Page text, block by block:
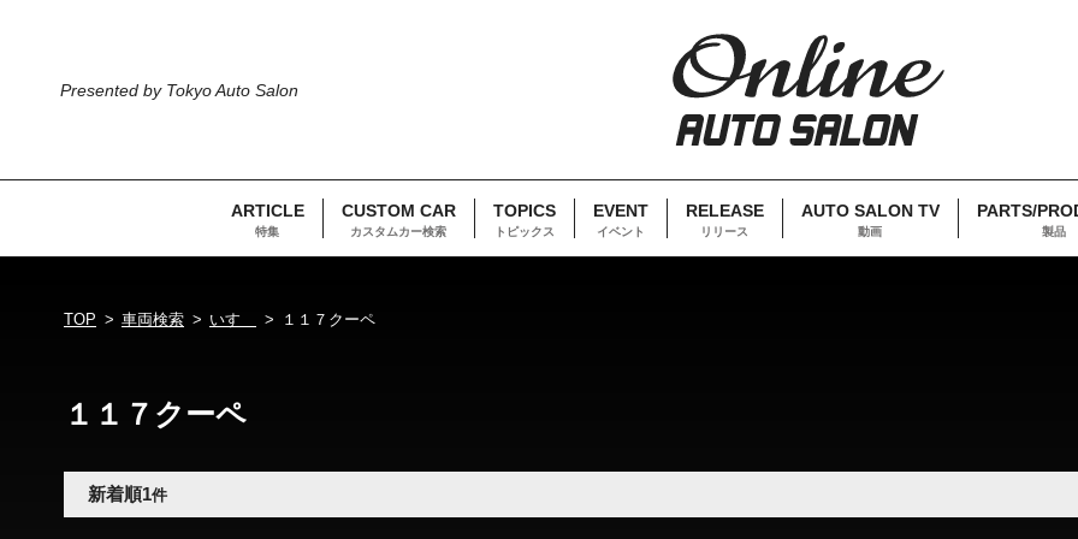
Presented by Tokyo Auto Salon
ARTICLE
特集
CUSTOM CAR
カスタムカー検索
TOPICS
トピックス
EVENT
イベント
RELEASE
リリース
AUTO SALON TV
動画
PARTS/
製品
TOP 車両検索 いすゞ １１７クーペ
１１７クーペ
新着順1件